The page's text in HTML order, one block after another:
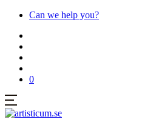
Can we help you?
0